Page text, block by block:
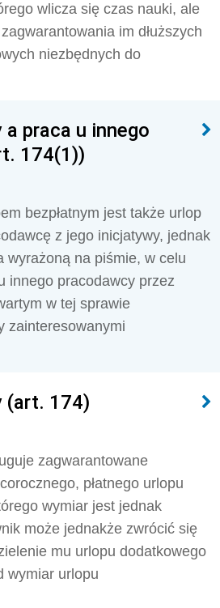
wlicza się czas nauki, ale
im dłuższych
niezbędnych do
a praca u innego
174(1))
bezpłatnym jest także urlop
z jego inicjatywy, jednak
wyrażoną na piśmie, w celu
innego pracodawcy przez
w tej sprawie
zainteresowanymi
(art. 174)
zagwarantowane
płatnego urlopu
wymiar jest jednak
może jednakże zwrócić się
mu urlopu dodatkowego
wymiar urlopu